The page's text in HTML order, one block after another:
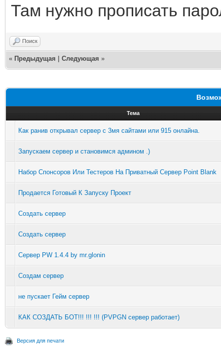
Там нужно прописать
Поиск
« Предыдущая Следующая »
Тема
Как ранив открывал сервер с 3мя сайтами или 915 онлайна.
Запускаем сервер и становимся админом .)
Набор Спонсоров Или Тестеров На Приватный Сервер Point Blank
Продается Готовый К Запуску Проект
Создать сервер
Создать сервер
Сервер PW 1.4.4 by mr.glonin
Создам сервер
не пускает Гейм сервер
КАК СОЗДАТЬ БОТ!!! !!! !!! (PVPGN сервер работает)
Версия для печати